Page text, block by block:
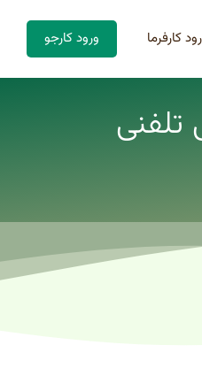
کارفرما ورود کارجو
تلفنی